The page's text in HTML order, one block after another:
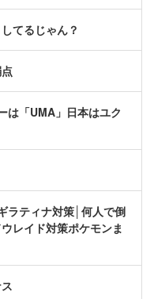
てるじゃん？
は「UMA」日本はユク
ラティナ対策│何人で倒
レイド対策ポケモンま